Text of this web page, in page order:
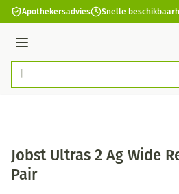
Ga naar de inhoud
Apothekersadvies Snelle
Menu
Product, merk, categorie...
Jobst Ultras 2 Ag Wide
Pair